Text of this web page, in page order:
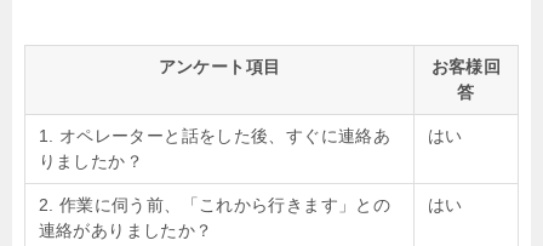
アンケート項目
お客様回
答
1. オペレーターと話をした後、すぐに連絡あ
りましたか？
はい
2. 作業に伺う前、「これから行きます」との
連絡がありましたか？
はい